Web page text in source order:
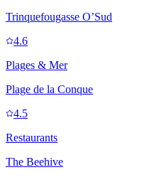
Trinquefougasse O’Sud
4.6
Plages & Mer
Plage de la Conque
4.5
Restaurants
The Beehive